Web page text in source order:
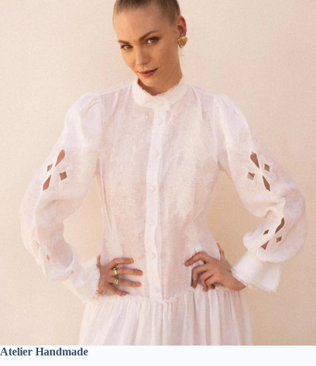
Atelier Handmade